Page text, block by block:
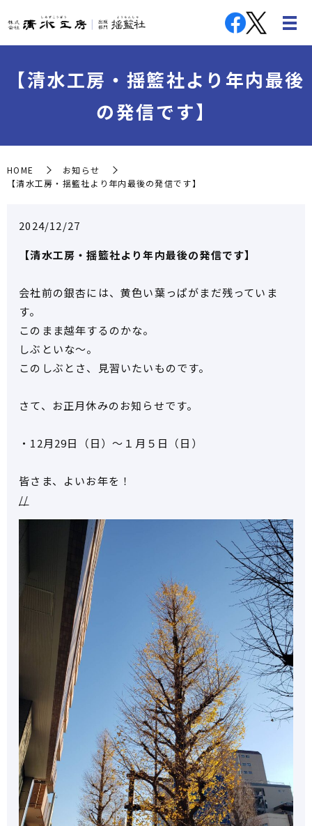
【清水工房・揺籃社より年内最後
の発信です】
HOME
お知らせ
【清水工房・揺籃社より年内最後の発信です】
2024/12/27
【清水工房・揺籃社より年内最後の発信です】
会社前の銀杏には、黄色い葉っぱがまだ残っていま
す。
このまま越年するのかな。
しぶといな～。
このしぶとさ、見習いたいものです。
さて、お正月休みのお知らせです。
・12月29日（日）～１月５日（日）
皆さま、よいお年を！
//